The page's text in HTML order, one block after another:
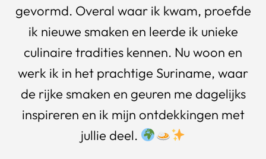
gevormd. Overal waar ik kwam, proefde
ik nieuwe smaken en leerde ik unieke
culinaire tradities kennen. Nu woon en
werk ik in het prachtige Suriname, waar
de rijke smaken en geuren me dagelijks
inspireren en ik mijn ontdekkingen met
jullie deel.